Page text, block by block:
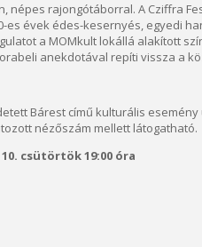
népes rajongótáborral. A Cziffra
es évek édes-kesernyés, egyedi
a MOMkult lokállá alakított
anekdotával repíti vissza a
Bárest című kulturális
nézőszám mellett látogatható.
csütörtök 19:00 óra